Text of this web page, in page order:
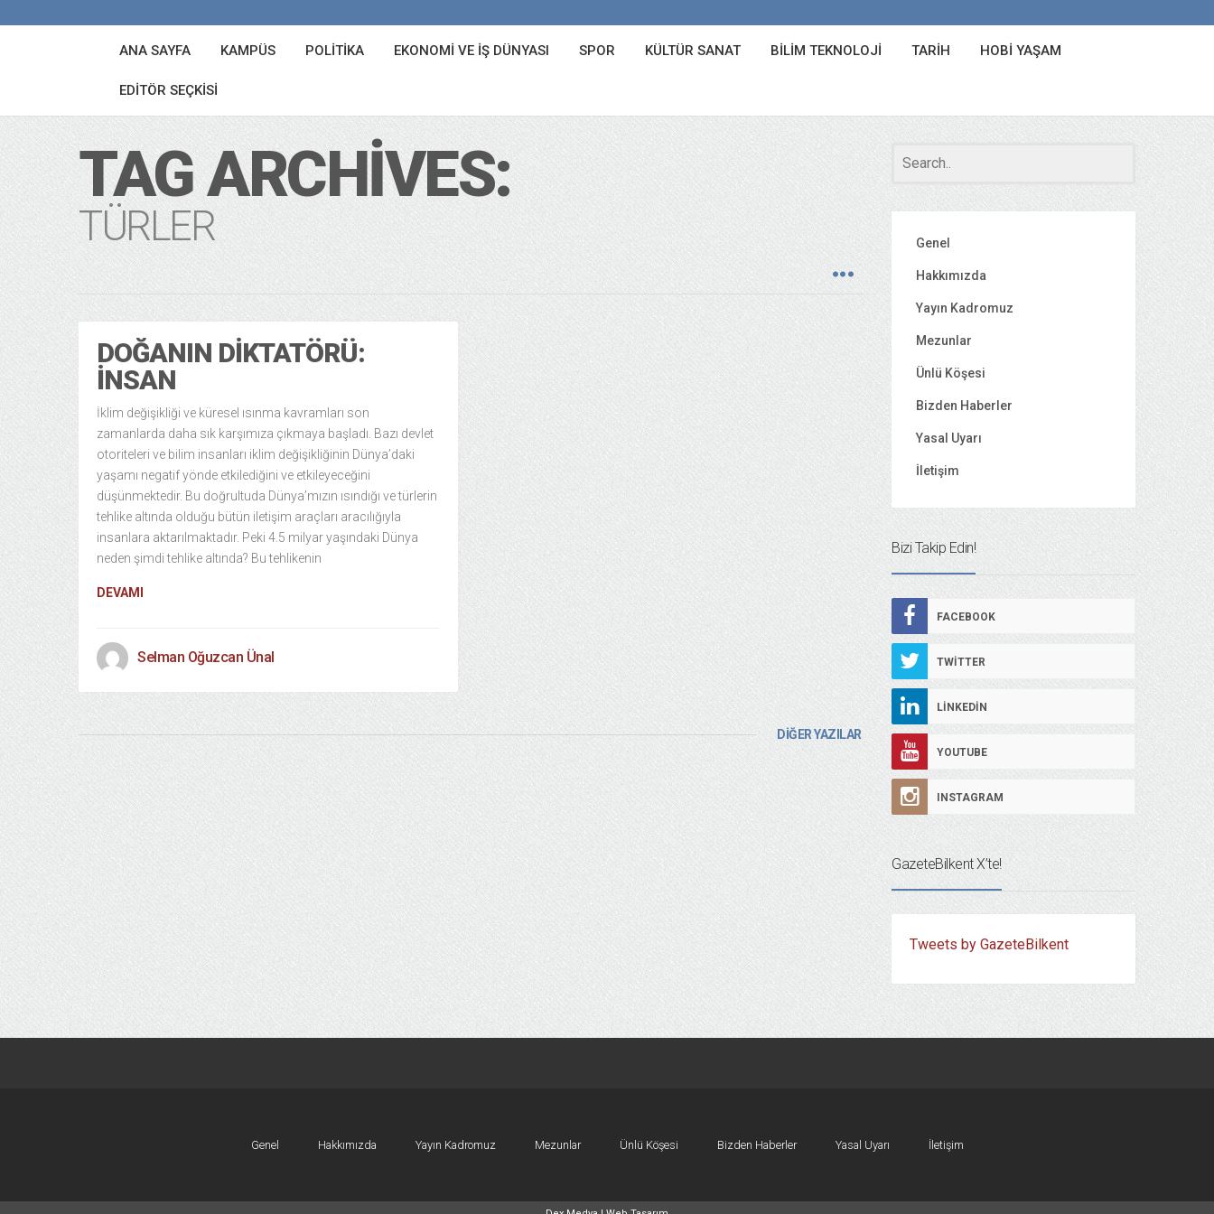
ANA SAYFA KAMPÜS POLITIKA EKONOMI VE İŞ DÜNYASI SPOR KÜLTÜR SANAT BILIM TEKNOLOJI TARIH HOBI YAŞAM
EDITÖR SEÇKISI
TAG ARCHIVES:
TÜRLER
DOĞANIN DIKTATÖRÜ:
İNSAN
İklim değişikliği ve küresel ısınma kavramları son
zamanlarda daha sık karşımıza çıkmaya başladı. Bazı devlet
otoriteleri ve bilim insanları iklim değişikliğinin Dünya’daki
yaşamı negatif yönde etkilediğini ve etkileyeceğini
düşünmektedir. Bu doğrultuda Dünya’mızın ısındığı ve türlerin
tehlike altında olduğu bütün iletişim araçları aracılığıyla
insanlara aktarılmaktadır. Peki 4.5 milyar yaşındaki Dünya
neden şimdi tehlike altında? Bu tehlikenin
DEVAMI
Selman Oğuzcan Ünal
DİĞER YAZILAR
Genel
Hakkımızda
Yayın Kadromuz
Mezunlar
Ünlü Köşesi
Bizden Haberler
Yasal Uyarı
İletişim
Bizi Takip Edin!
FACEBOOK
TWITTER
LINKEDIN
YOUTUBE
INSTAGRAM
GazeteBilkent X’te!
Tweets by GazeteBilkent
Genel Hakkımızda Yayın Kadromuz Mezunlar Ünlü Köşesi Bizden Haberler Yasal Uyarı İletişim